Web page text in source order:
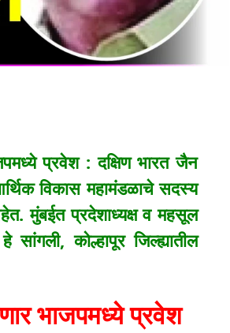
प्रवेश : दक्षिण भारत जैन
विकास महामंडळाचे सदस्य
मुंबईत प्रदेशाध्यक्ष व महसूल
कोल्हापूर जिल्ह्यातील
भाजपमध्ये प्रवेश